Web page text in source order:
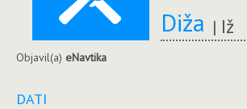
Diža Iž
Objavil(a) eNavtika
DATI